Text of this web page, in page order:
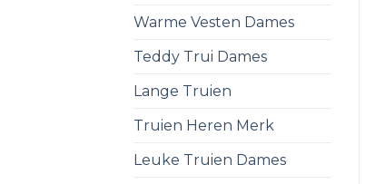
Warme Vesten Dames
Teddy Trui Dames
Lange Truien
Truien Heren Merk
Leuke Truien Dames